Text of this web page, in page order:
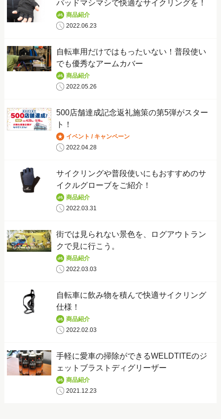
パッドマシマシで快適なサイクリングを！
商品紹介
2022.06.23
自転車用だけではもったいない！普段使い
でも優秀なアームカバー
商品紹介
2022.05.26
500店舗達成記念返礼施策の第5弾がスター
ト！
イベント / キャンペーン
2022.04.28
サイクリングや普段使いにもおすすめのサ
イクルグローブをご紹介！
商品紹介
2022.03.31
街では見られない景色を、ログアウトラン
クで見に行こう。
商品紹介
2022.03.03
自転車に飲み物を積んで快適サイクリング
仕様！
商品紹介
2022.02.03
手軽に愛車の掃除ができるWELDTITEのジ
ェットブラストディグリーザー
商品紹介
2021.12.23